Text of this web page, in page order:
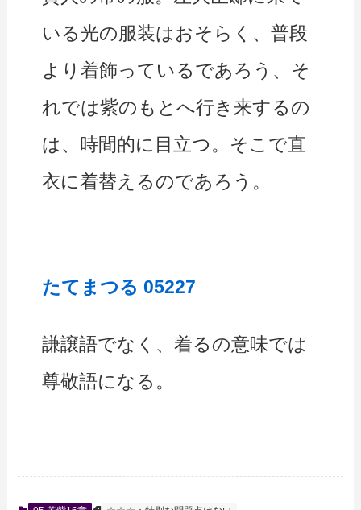
いる光の服装はおそらく、普段
より着飾っているであろう、そ
れでは紫のもとへ行き来するの
は、時間的に目立つ。そこで直
衣に着替えるのであろう。
たてまつる 05227
謙譲語でなく、着るの意味では
尊敬語になる。